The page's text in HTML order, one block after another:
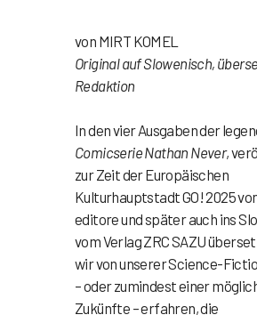
von MIRT KOMEL
Original auf Slowenisch,
Redaktion
In den vier Ausgaben der
Comicserie Nathan Never,
zur Zeit der Europäischen
Kulturhauptstadt GO! 2025
editore und später auch ins
vom Verlag ZRC SAZU
wir von unserer Science-
– oder zumindest einer
Zukünfte – erfahren, die